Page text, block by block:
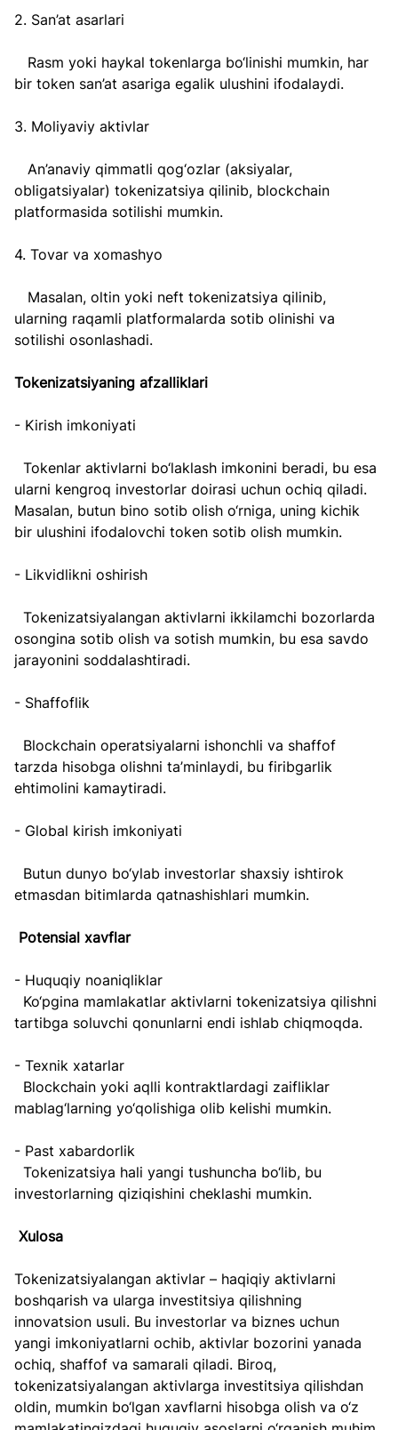
2. San’at asarlari
bir token san’at asariga egalik ulushini ifodalaydi.
3. Moliyaviy aktivlar
obligatsiyalar) tokenizatsiya qilinib, blockchain
platformasida sotilishi mumkin.
4. Tovar va xomashyo
ularning raqamli platformalarda sotib olinishi va
sotilishi osonlashadi.
Tokenizatsiyaning afzalliklari
- Kirish imkoniyati
ularni kengroq investorlar doirasi uchun ochiq qiladi.
Masalan, butun bino sotib olish o‘rniga, uning kichik
bir ulushini ifodalovchi token sotib olish mumkin.
- Likvidlikni oshirish
osongina sotib olish va sotish mumkin, bu esa savdo
jarayonini soddalashtiradi.
- Shaffoflik
tarzda hisobga olishni ta’minlaydi, bu firibgarlik
ehtimolini kamaytiradi.
- Global kirish imkoniyati
etmasdan bitimlarda qatnashishlari mumkin.
Potensial xavflar
- Huquqiy noaniqliklar
tartibga soluvchi qonunlarni endi ishlab chiqmoqda.
- Texnik xatarlar
mablag‘larning yo‘qolishiga olib kelishi mumkin.
- Past xabardorlik
investorlarning qiziqishini cheklashi mumkin.
Xulosa
Tokenizatsiyalangan aktivlar – haqiqiy aktivlarni
boshqarish va ularga investitsiya qilishning
innovatsion usuli. Bu investorlar va biznes uchun
yangi imkoniyatlarni ochib, aktivlar bozorini yanada
ochiq, shaffof va samarali qiladi. Biroq,
tokenizatsiyalangan aktivlarga investitsiya qilishdan
oldin, mumkin bo‘lgan xavflarni hisobga olish va o‘z